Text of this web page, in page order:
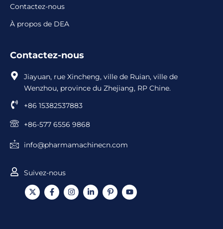
Contactez-nous
À propos de DEA
Contactez-nous
Jiayuan, rue Xincheng, ville de Ruian, ville de
Wenzhou, province du Zhejiang, RP Chine.
+86 15382537883
+86-577 6556 9868
info@pharmamachinecn.com
Suivez-nous
X
-
F
a
I
n
L
i
I
c
Y
o